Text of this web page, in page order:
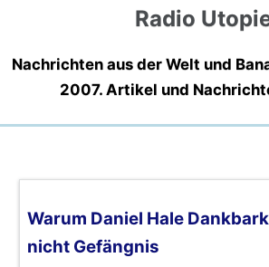
Radio
Nachrichten aus der Welt und
2007. Artikel und
Warum Daniel Hale
nicht Gefängnis